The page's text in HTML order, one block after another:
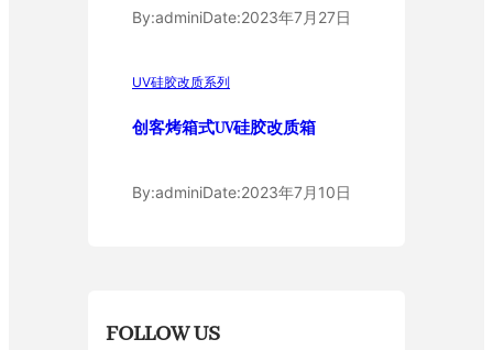
By:adminiDate:2023年7月27日
UV硅胶改质系列
创客烤箱式UV硅胶改质箱
By:adminiDate:2023年7月10日
FOLLOW US